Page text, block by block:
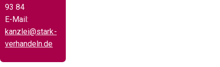
93 84
E-Mail:
kanzlei@stark-
verhandeln.de